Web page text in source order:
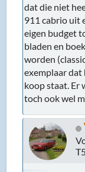
dat die niet
911 cabrio uit
eigen budget
bladen en
worden
exemplaar
koop staat. Er
toch ook wel